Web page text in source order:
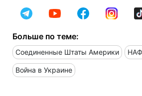
Больше по теме:
Соединенные Штаты Америки
Война в Украине